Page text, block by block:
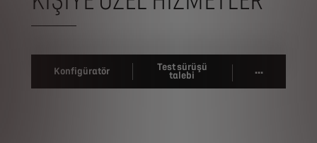
Konfigüratör
Test sürüşü
talebi
...